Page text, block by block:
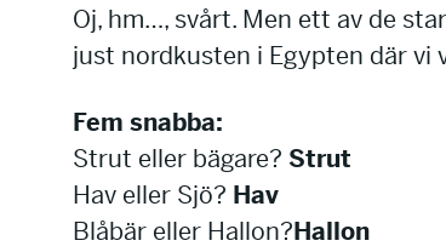
Oj, hm…, svårt. Men ett av de
just nordkusten i Egypten där vi
Fem snabba:
Strut eller bägare? Strut
Hav eller Sjö? Hav
Blåbär eller Hallon?Hallon